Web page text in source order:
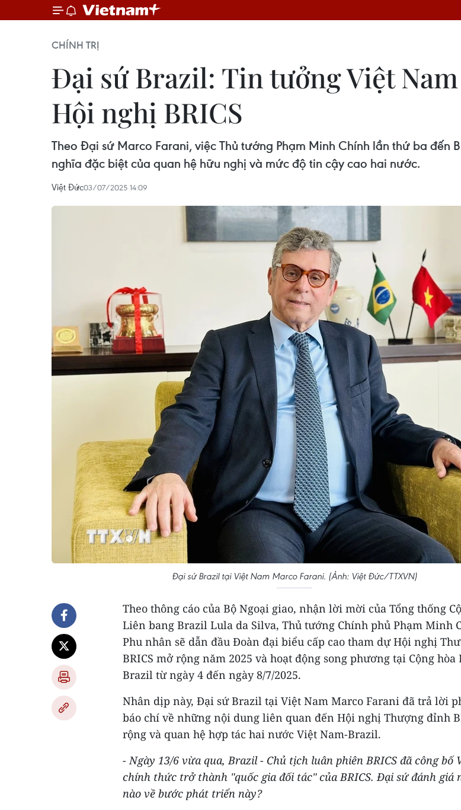
CHÍNH TRỊ
Đại sứ Brazil: Tin tưởng Việt
Hội nghị BRICS
Theo Đại sứ Marco Farani, việc Thủ tướng Phạm Minh Chính lần thứ ba
nghĩa đặc biệt của quan hệ hữu nghị và mức độ tin cậy cao hai nước.
Việt Đức03/07/2025 14:09
Đại sứ Brazil tại Việt Nam Marco Farani. (Ảnh: Việt Đức/TTXVN)
Theo thông cáo của Bộ Ngoại giao, nhận lời mời của Tổng thống
Liên bang Brazil Lula da Silva, Thủ tướng Chính phủ Phạm Minh
Phu nhân sẽ dẫn đầu Đoàn đại biểu cấp cao tham dự Hội nghị
BRICS mở rộng năm 2025 và hoạt động song phương tại Cộng
Brazil từ ngày 4 đến ngày 8/7/2025.
Nhân dịp này, Đại sứ Brazil tại Việt Nam Marco Farani đã trả lời
báo chí về những nội dung liên quan đến Hội nghị Thượng đỉnh
rộng và quan hệ hợp tác hai nước Việt Nam-Brazil.
- Ngày 13/6 vừa qua, Brazil - Chủ tịch luân phiên BRICS đã công bố
chính thức trở thành "quốc gia đối tác" của BRICS. Đại sứ đánh giá
nào về bước phát triển này?